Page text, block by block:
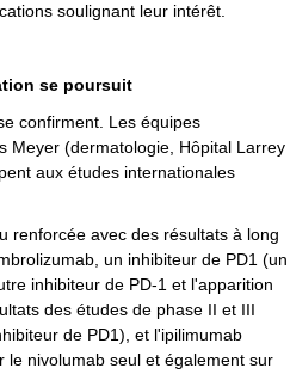
soulignant leur intérêt.
se poursuit
confirment. Les équipes
Meyer (dermatologie, Hôpital Larrey
aux études internationales
renforcée avec des résultats à long
un inhibiteur de PD1 (un
inhibiteur de PD-1 et l'apparition
des études de phase II et III
de PD1), et l'ipilimumab
le nivolumab seul et également sur